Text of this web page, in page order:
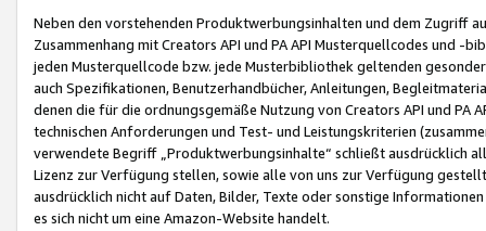
Neben den vorstehenden Produktwerbungsinhalten und dem Zugriff
Zusammenhang mit Creators API und PA API Musterquellcodes und
jeden Musterquellcode bzw. jede Musterbibliothek geltenden
auch Spezifikationen, Benutzerhandbücher, Anleitungen,
denen die für die ordnungsgemäße Nutzung von Creators API und PA
technischen Anforderungen und Test- und Leistungskriterien
verwendete Begriff „Produktwerbungsinhalte“ schließt ausdrücklich
Lizenz zur Verfügung stellen, sowie alle von uns zur Verfügung
ausdrücklich nicht auf Daten, Bilder, Texte oder sonstige
es sich nicht um eine Amazon-Website handelt.